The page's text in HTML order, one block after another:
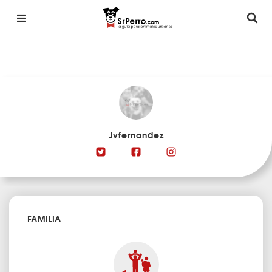
Jvfernandez
FAMILIA